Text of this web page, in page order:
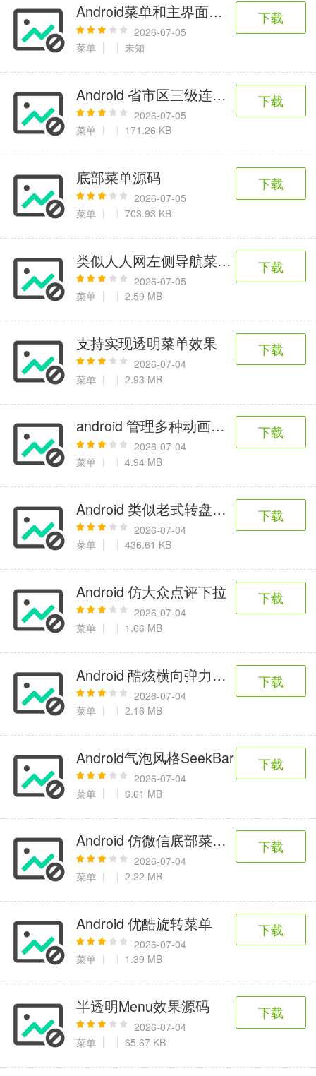
Android菜单和主界面同时滑动效果源
2026-07-05
菜单
未知
下载
Android 省市区三级连动源码
2026-07-05
菜单
171.26 KB
下载
底部菜单源码
2026-07-05
菜单
703.93 KB
下载
类似人人网左侧导航菜单效果
2026-07-05
菜单
2.59 MB
下载
支持实现透明菜单效果
2026-07-04
菜单
2.93 MB
下载
android 管理多种动画效果Fragment
2026-07-04
菜单
4.94 MB
下载
Android 类似老式转盘电话的双层旋转
2026-07-04
菜单
436.61 KB
下载
Android 仿大众点评下拉
2026-07-04
菜单
1.66 MB
下载
Android 酷炫横向弹力菜单
2026-07-04
菜单
2.16 MB
下载
Android气泡风格SeekBar
2026-07-04
菜单
6.61 MB
下载
Android 仿微信底部菜单渐变
2026-07-04
菜单
2.22 MB
下载
Android 优酷旋转菜单
2026-07-04
菜单
1.39 MB
下载
半透明Menu效果源码
2026-07-04
菜单
65.67 KB
下载